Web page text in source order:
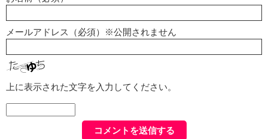
メールアドレス（必須）※公開されません
上に表示された文字を入力してください。